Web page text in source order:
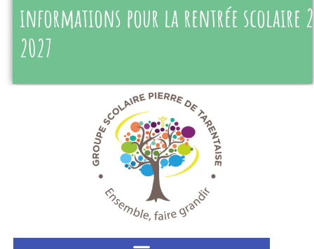
informations pour la rentrée scolaire
2027